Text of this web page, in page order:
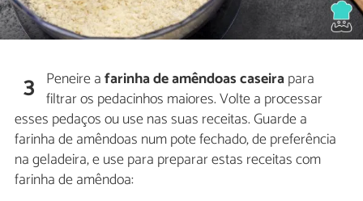
3 Peneire afarinha de amêndoas caseirapara
filtrar os pedacinhos maiores. Volte a processar
esses pedaços ou use nas suas receitas. Guarde a
farinha de amêndoas num pote fechado, de preferência
na geladeira, e use para preparar estas receitas com
farinha de amêndoa: